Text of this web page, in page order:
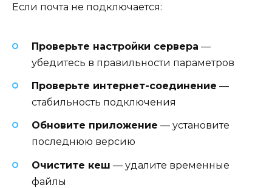
Если почта не подключается:
Проверьте настройки сервера —
убедитесь в правильности параметров
Проверьте интернет-соединение —
стабильность подключения
Обновите приложение — установите
последнюю версию
Очистите кеш — удалите временные
файлы